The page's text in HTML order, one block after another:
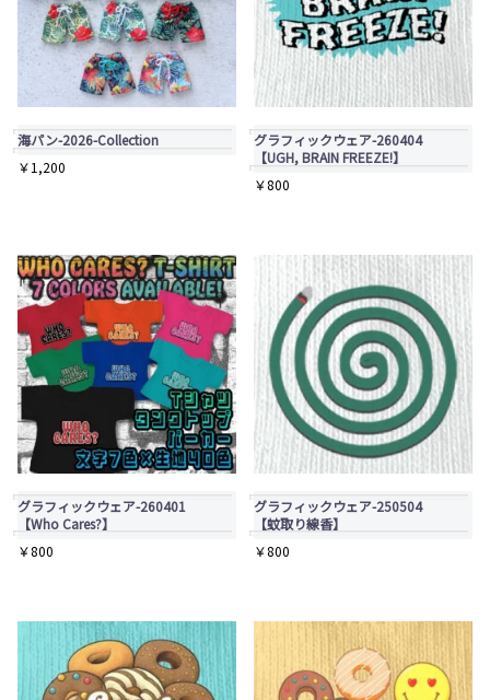
複
数
の
バ
リ
シ
ョ
ン
が
あ
り
ま
す。
オ
プ
シ
ン
数
の
バ
リ
エ
シ
ン
が
あ
り
ま
す。
オ
プ
シ
ン
海パン-2026-Collection
￥1,200
商
品
は
複
数
の
バ
リ
エ
ョ
グラフィックウェア-260404
【UGH, BRAIN FREEZE!】
￥800
グラフィックウェア-260401
【Who Cares?】
￥800
グラフィックウェア-250504
【蚊取り線香】
￥800